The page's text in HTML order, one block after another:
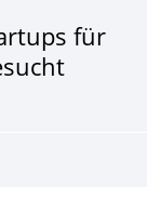
für